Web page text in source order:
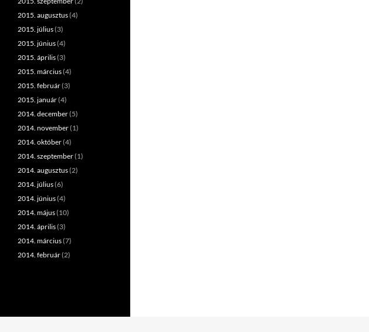
2015. augusztus(4)
2015. július(3)
2015. június(4)
2015. április(3)
2015. március(4)
2015. február(3)
2015. január(4)
2014. december(5)
2014. november(1)
2014. október(4)
2014. szeptember(1)
2014. augusztus(2)
2014. július(6)
2014. június(4)
2014. május(10)
2014. április(3)
2014. március(7)
2014. február(2)